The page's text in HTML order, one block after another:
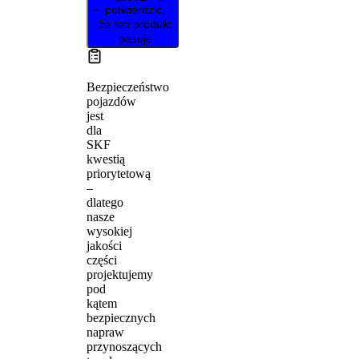
potwierdzić,
że ten produkt
pasuje
Bezpieczeństwo
pojazdów
jest
dla
SKF
kwestią
priorytetową
–
dlatego
nasze
wysokiej
jakości
części
projektujemy
pod
kątem
bezpiecznych
napraw
przynoszących